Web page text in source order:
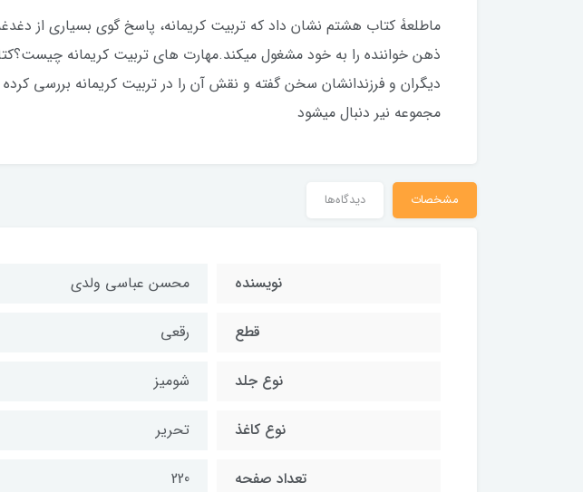
ماطلعۀ کتاب هشتم نشان داد که تربیت کریمانه، پاسخ گوی بسیاری از
ذهن خواننده را به خود مشغول میکند.مهارت های تربیت کریمانه
دیگران و فرزندانشان سخن گفته و نقش آن را در تربیت کریمانه بررسی
مجموعه نیر دنبال میشود
مشخصات دیدگاه‌ها
نویسنده محسن عباسی ولدی
قطع رقعی
نوع جلد شومیز
نوع کاغذ تحریر
تعداد صفحه 220